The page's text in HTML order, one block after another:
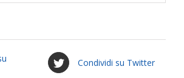
Condividi su Twitter